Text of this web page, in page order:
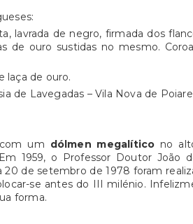
lavrada de negro, firmada dos
de ouro sustidas no mesmo.
laça de ouro.
de Lavegadas – Vila Nova de
um dólmen megalítico no
1959, o Professor Doutor João
de setembro de 1978 foram
se antes do III milénio.
forma.